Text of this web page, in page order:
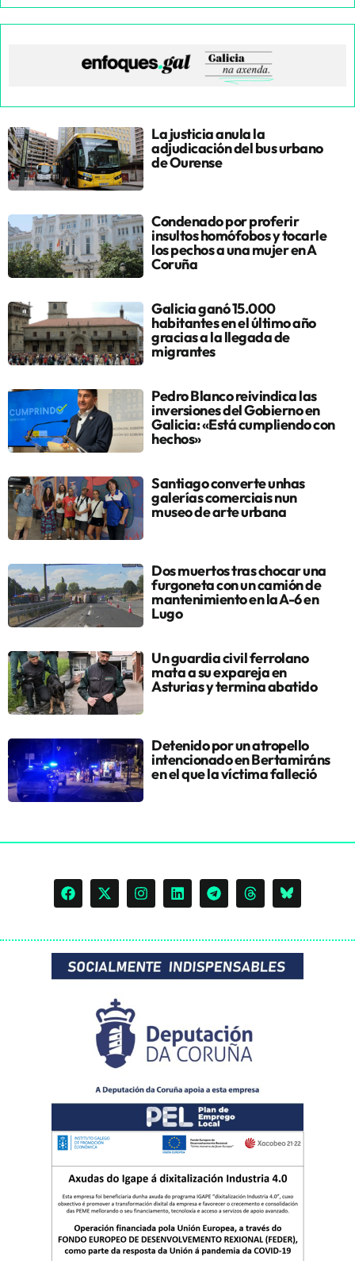
La justicia anula la
adjudicación del bus urbano
de Ourense
Condenado por proferir
insultos homófobos y tocarle
los pechos a una mujer en A
Coruña
Galicia ganó 15.000
habitantes en el último año
gracias a la llegada de
migrantes
Pedro Blanco reivindica las
inversiones del Gobierno en
Galicia: «Está cumpliendo con
hechos»
Santiago converte unhas
galerías comerciais nun
museo de arte urbana
Dos muertos tras chocar una
furgoneta con un camión de
mantenimiento en la A-6 en
Lugo
Un guardia civil ferrolano
mata a su expareja en
Asturias y termina abatido
Detenido por un atropello
intencionado en Bertamiráns
en el que la víctima falleció